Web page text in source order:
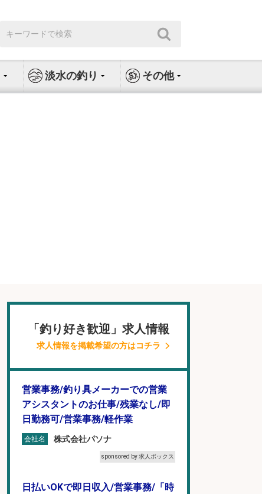
索:
淡水の釣り その他
「釣り好き歓迎」求人情報
求人情報を掲載希望の方はコチラ
営業事務/釣り具メーカーでの営業
アシスタントのお仕事/残業なし/即
日勤務可/営業事務/軽作業
会社名 株式会社パソナ
sponsored by 求人ボックス
日払いOKで即日収入/営業事務/「時